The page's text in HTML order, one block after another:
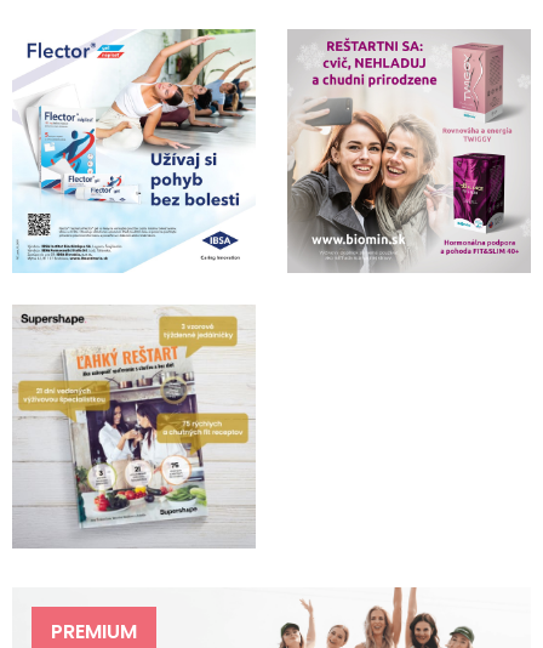
PREMIUM